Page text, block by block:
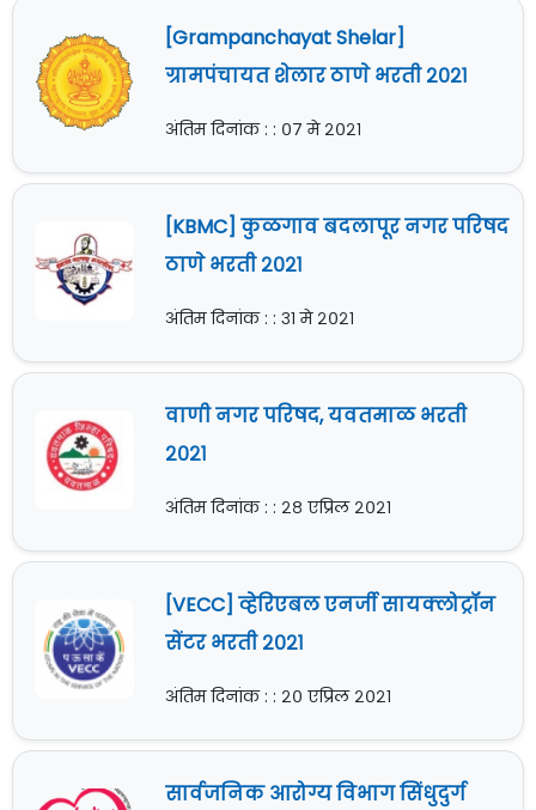
[Grampanchayat Shelar]
ग्रामपंचायत शेलार ठाणे भरती २०२१
अंतिम दिनांक : : ०७ मे २०२१
[KBMC] कुळगाव बदलापूर नगर परिषद
ठाणे भरती २०२१
अंतिम दिनांक : : ३१ मे २०२१
वाणी नगर परिषद, यवतमाळ भरती
२०२१
अंतिम दिनांक : : २८ एप्रिल २०२१
[VECC] व्हेरिएबल एनर्जी सायक्लोट्रॉन
सेंटर भरती २०२१
अंतिम दिनांक : : २० एप्रिल २०२१
सार्वजनिक आरोग्य विभाग सिंधुदुर्ग